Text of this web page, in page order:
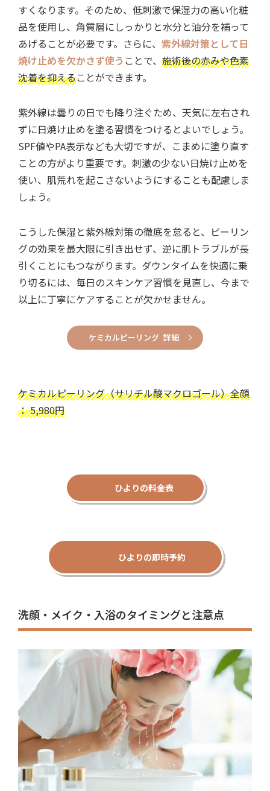
すくなります。そのため、低刺激で保湿力の高い化粧
品を使用し、角質層にしっかりと水分と油分を補って
あげることが必要です。さらに、 紫外線対策として日
焼け止めを欠かさず使う ことで、 施術後の赤みや色素
沈着を抑えることができます。
紫外線は曇りの日でも降り注ぐため、天気に左右され
ずに日焼け止めを塗る習慣をつけるとよいでしょう。
SPF値やPA表示なども大切ですが、こまめに塗り直す
ことの方がより重要です。刺激の少ない日焼け止めを
使い、肌荒れを起こさないようにすることも配慮しま
しょう。
こうした保湿と紫外線対策の徹底を怠ると、ピーリン
グの効果を最大限に引き出せず、逆に肌トラブルが長
引くことにもつながります。ダウンタイムを快適に乗
り切るには、毎日のスキンケア習慣を見直し、今まで
以上に丁寧にケアすることが欠かせません。
ケミカルピーリング 詳細
ケミカルピーリング（サリチル酸マクロゴール）全顔
： 5,980円
ひよりの料金表
ひよりの即時予約
洗顔・メイク・入浴のタイミングと注意点